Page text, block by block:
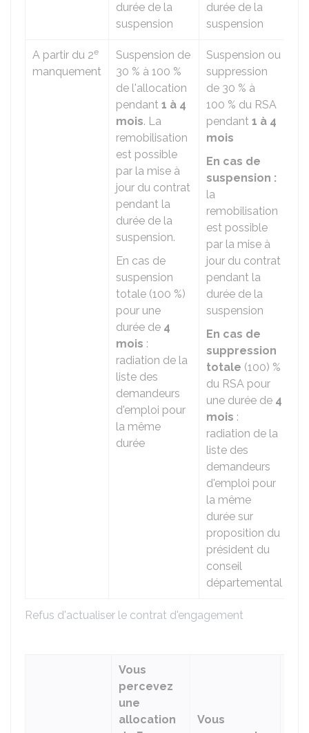
Refus d'actualiser le contrat d'engagement
durée de la
suspension
durée de la
suspension
A partir du 2e
manquement
Suspension de
30 % à 100 %
de l'allocation
pendant 1 à 4
mois. La
remobilisation
est possible
par la mise à
jour du contrat
pendant la
durée de la
suspension.
En cas de
suspension
totale (100 %)
pour une
durée de 4
mois :
radiation de la
liste des
demandeurs
d'emploi pour
la même
durée
Suspension ou
suppression
de 30 % à
100 % du RSA
pendant 1 à 4
mois
En cas de
suspension :
la
remobilisation
est possible
par la mise à
jour du contrat
pendant la
durée de la
suspension
En cas de
suppression
totale (100) %
du RSA pour
une durée de 4
mois :
radiation de la
liste des
demandeurs
d'emploi pour
la même
durée sur
proposition du
président du
conseil
départemental
Vous
percevez
une
allocation
Vous